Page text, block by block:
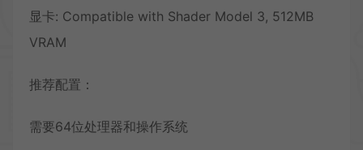
显卡: Compatible with Shader Model 3, 512MB
VRAM
推荐配置：
需要64位处理器和操作系统